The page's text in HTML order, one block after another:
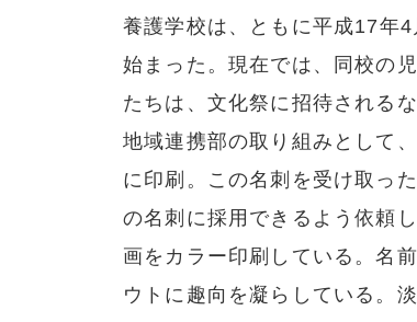
養護学校は、ともに平成17年
始まった。現在では、同校の
たちは、文化祭に招待される
地域連携部の取り組みとして
に印刷。この名刺を受け取っ
の名刺に採用できるよう依頼
画をカラー印刷している。名
ウトに趣向を凝らしている。